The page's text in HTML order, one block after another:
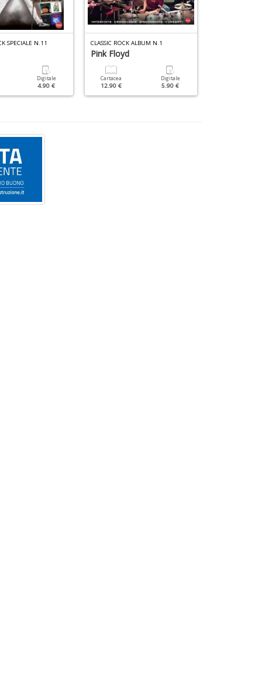
SPECIALE N.11
Digitale
4.90 €
CLASSIC ROCK ALBUM N.1
Pink Floyd
Cartacea
12.90 €
Digitale
5.90 €